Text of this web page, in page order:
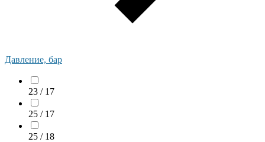
Давление, бар
23 / 17
25 / 17
25 / 18